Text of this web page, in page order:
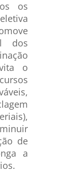
os
dos
o
de
a